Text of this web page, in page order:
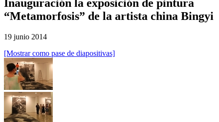
Inauguración la exposición de pintura
“Metamorfosis” de la artista china Bingyi
19 junio 2014
[Mostrar como pase de diapositivas]